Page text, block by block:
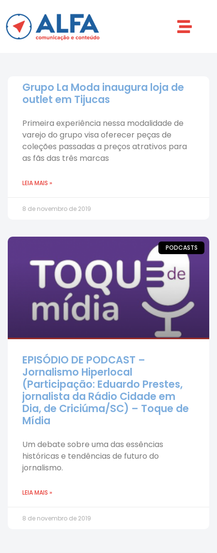
Grupo La Moda inaugura loja de
outlet em Tijucas
Primeira experiência nessa modalidade de
varejo do grupo visa oferecer peças de
coleções passadas a preços atrativos para
as fãs das três marcas
LEIA MAIS »
8 de novembro de 2019
PODCASTS
EPISÓDIO DE PODCAST –
Jornalismo Hiperlocal
(Participação: Eduardo Prestes,
jornalista da Rádio Cidade em
Dia, de Criciúma/SC) – Toque de
Mídia
Um debate sobre uma das essências
históricas e tendências de futuro do
jornalismo.
LEIA MAIS »
8 de novembro de 2019